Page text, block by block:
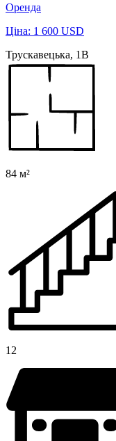
Оренда
Ціна: 1 600 USD
Трускавецька, 1В
84 м²
12